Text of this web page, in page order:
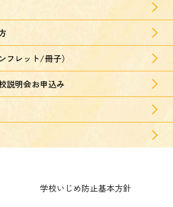
フレット/冊子）
説明会お申込み
学校いじめ防止基本方針